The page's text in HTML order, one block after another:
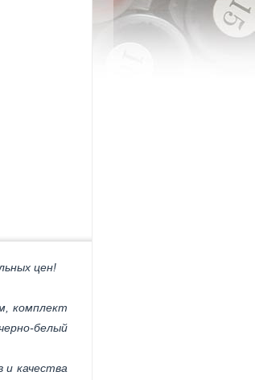
цен!
комплект
белый
и качества